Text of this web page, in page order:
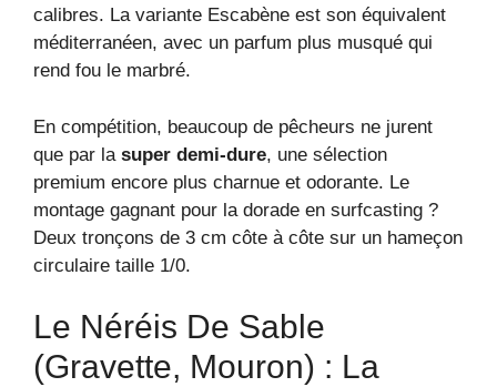
calibres. La variante Escabène est son équivalent
méditerranéen, avec un parfum plus musqué qui
rend fou le marbré.
En compétition, beaucoup de pêcheurs ne jurent
que par la super demi-dure, une sélection
premium encore plus charnue et odorante. Le
montage gagnant pour la dorade en surfcasting ?
Deux tronçons de 3 cm côte à côte sur un hameçon
circulaire taille 1/0.
Le Néréis De Sable
(Gravette, Mouron) : La